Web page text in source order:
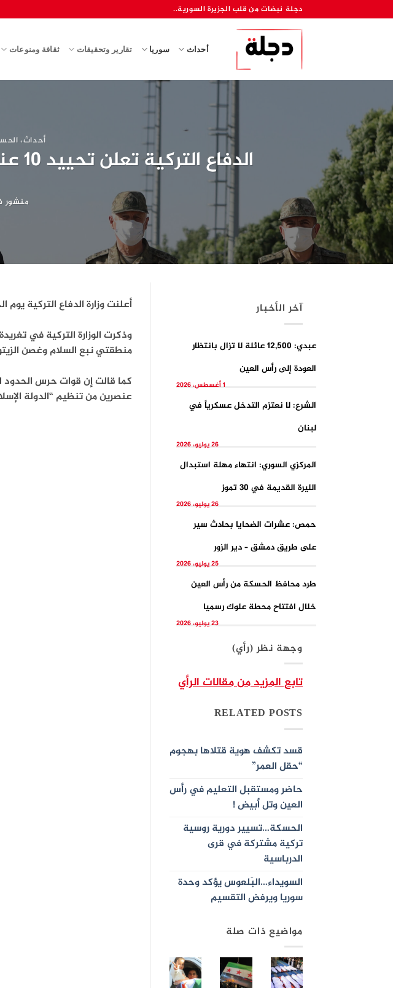
للمحتوى
دجلة نبضات من قلب الجزيرة السورية..
أحداث سوريا تقارير وتحقيقات ثقافة ومنوعات
أحداث،
الدفاع التركية تعلن تحييد 10 عناصر من الوحدات الكردية شمال سوريا
منشور
آخر الأخبار
عبدي: 12,500 عائلة لا تزال بانتظار
العودة إلى رأس العين
1 أغسطس، 2026
الشرع: لا نعتزم التدخل عسكرياً في
لبنان
26 يوليو، 2026
المركزي السوري: انتهاء مهلة استبدال
الليرة القديمة في 30 تموز
26 يوليو، 2026
حمص: عشرات الضحايا بحادث سير
على طريق دمشق – دير الزور
25 يوليو، 2026
طرد محافظ الحسكة من رأس العين
خلال افتتاح محطة علوك رسميا
23 يوليو، 2026
وجهة نظر (رأي)
تابع المزيد من مقالات الرأي
RELATED POSTS
قسد تكشف هوية قتلاها بهجوم
“حقل العمر”
حاضر ومستقبل التعليم في رأس
العين وتل أبيض !
الحسكة…تسيير دورية روسية
تركية مشتركة في قرى
الدرباسية
السويداء…البَلعوس يؤكد وحدة
سوريا ويرفض التقسيم
مواضيع ذات صلة
أعلنت وزارة الدفاع التركية يوم الجمعة عن تحييد 10
منطقتي نبع السلام وغصن
عنصرين من تنظيم “الدولة